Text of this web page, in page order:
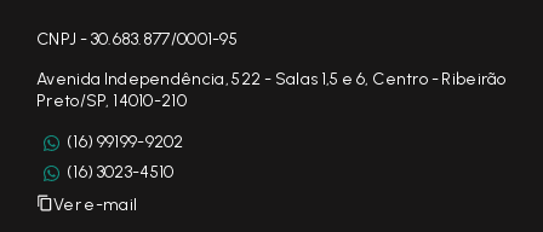
CNPJ - 30.683.877/0001-95
Avenida Independência, 522 - Salas 1,5 e 6, Centro - Ribeirão
Preto/SP, 14010-210
(16) 99199-9202
(16) 3023-4510
Ver e-mail